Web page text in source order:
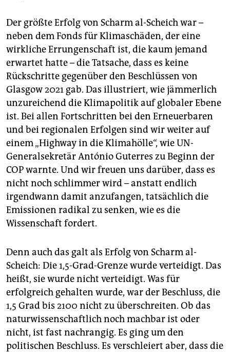
Der größte Erfolg von Scharm al-Scheich war –
neben dem Fonds für Klimaschäden, der eine
wirkliche Errungenschaft ist, die kaum jemand
erwartet hatte – die Tatsache, dass es keine
Rückschritte gegenüber den Beschlüssen von
Glasgow 2021 gab. Das illustriert, wie jämmerlich
unzureichend die Klimapolitik auf globaler Ebene
ist. Bei allen Fortschritten bei den Erneuerbaren
und bei regionalen Erfolgen sind wir weiter auf
einem „Highway in die Klimahölle“, wie UN-
Generalsekretär António Guterres zu Beginn der
COP warnte. Und wir freuen uns darüber, dass es
nicht noch schlimmer wird – anstatt endlich
irgendwann damit anzufangen, tatsächlich die
Emis­sio­nen radikal zu senken, wie es die
Wissenschaft fordert.
Denn auch das galt als Erfolg von Scharm al-
Scheich: Die 1,5-Grad-Grenze wurde verteidigt. Das
heißt, sie wurde nicht verteidigt. Was für
erfolgreich gehalten wurde, war der Beschluss, die
1,5 Grad bis 2100 nicht zu überschreiten. Ob das
naturwissenschaftlich noch machbar ist oder
nicht, ist fast nachrangig. Es ging um den
politischen Beschluss. Es verschleiert aber, dass die